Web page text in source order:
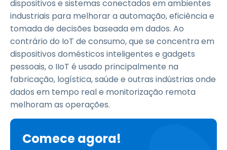
dispositivos e sistemas conectados em ambientes
industriais para melhorar a automação, eficiência e
tomada de decisões baseada em dados. Ao
contrário do IoT de consumo, que se concentra em
dispositivos domésticos inteligentes e gadgets
pessoais, o IIoT é usado principalmente na
fabricação, logística, saúde e outras indústrias onde
dados em tempo real e monitorização remota
melhoram as operações.
Comece agora!